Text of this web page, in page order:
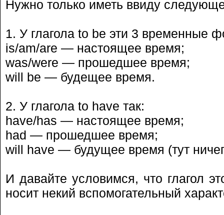
Нужно только иметь ввиду
1. У глагола to be эти 3 временные
is/am/are — настоящее время;
was/were — прошедшее время;
will be — будещее время.
2. У глагола to have так:
have/has — настоящее время;
had — прошедшее время;
will have — будущее время (тут
И давайте условимся, что глагол
носит некий вспомогательный